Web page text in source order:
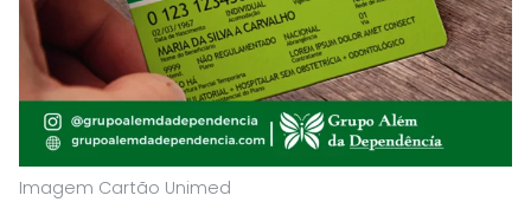
Imagem Cartão Unimed